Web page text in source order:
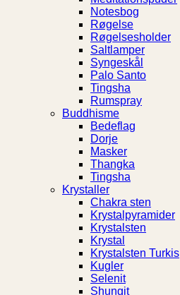
Notesbog
Røgelse
Røgelsesholder
Saltlamper
Syngeskål
Palo Santo
Tingsha
Rumspray
Buddhisme
Bedeflag
Dorje
Masker
Thangka
Tingsha
Krystaller
Chakra sten
Krystalpyramider
Krystalsten
Krystal
Krystalsten Turkis
Kugler
Selenit
Shungit